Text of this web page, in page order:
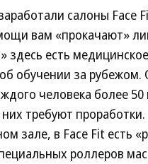
салоны Face
вам «прокачают»
здесь есть
обучении за рубежом.
человека более
требуют
зале, в Face Fit есть
роллеров